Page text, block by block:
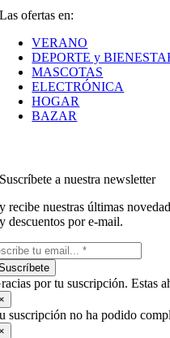
Las ofertas en:
VERANO
DEPORTE y
MASCOTAS
ELECTRÓNICA
HOGAR
BAZAR
Suscríbete a nuestra newsletter
y recibe nuestras últimas
y descuentos por e-mail.
por tu suscripción. Estas
suscripción no ha podido